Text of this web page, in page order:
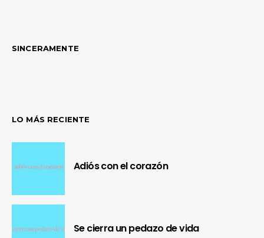
SINCERAMENTE
LO MÁS RECIENTE
Adiós con el corazón
Se cierra un pedazo de vida